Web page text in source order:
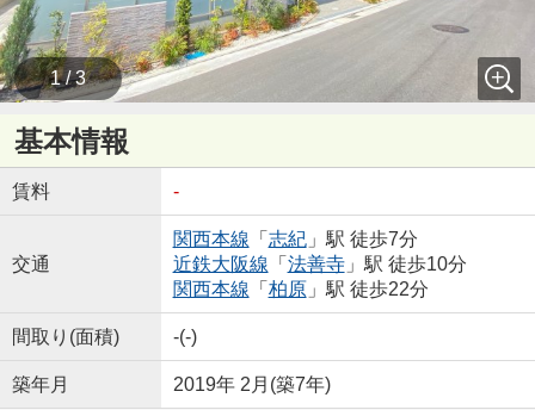
1 / 3
基本情報
賃料 -
交通
関西本線 「 志紀」駅 徒歩7分
近鉄大阪線 「 法善寺」駅 徒歩10分
関西本線 「 柏原」駅 徒歩22分
間取り(面積) -(-)
築年月 2019年 2月(築7年)